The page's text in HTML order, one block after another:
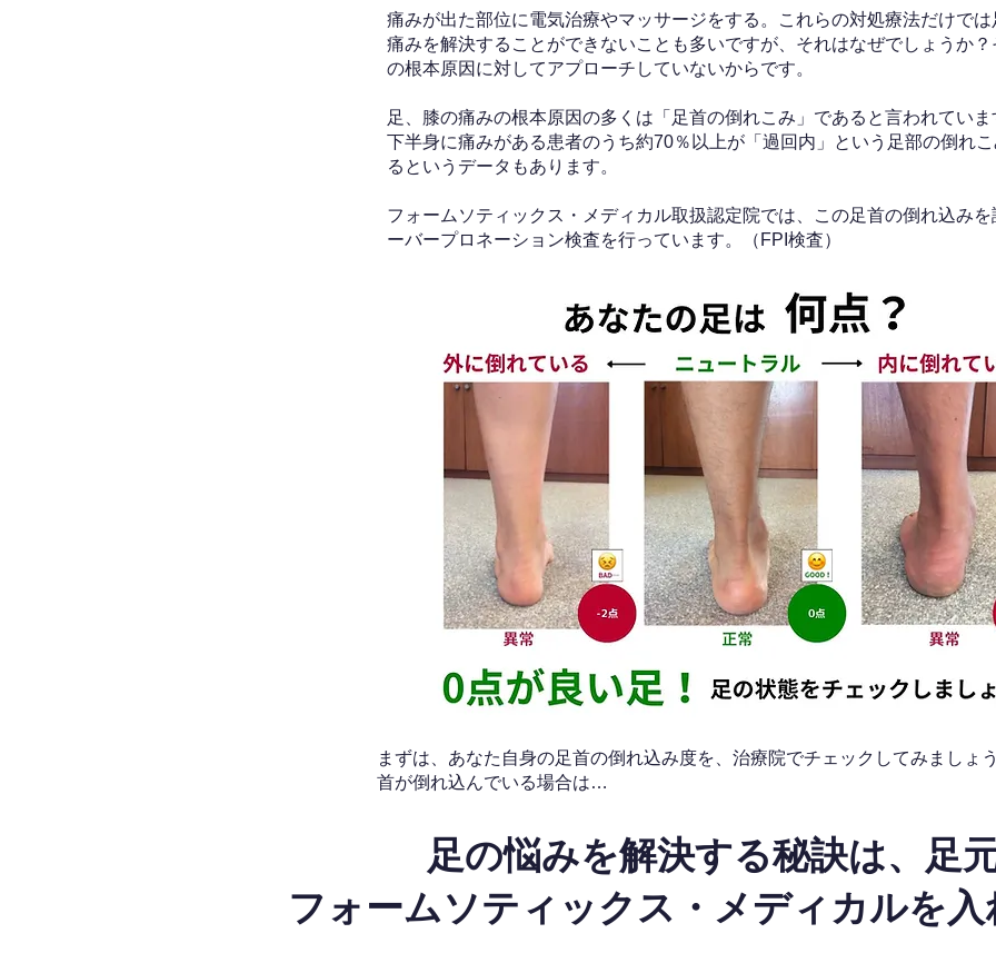
痛みが出た部位に電気治療やマッサージをする。これらの対処療法だけで
痛みを解決することができないことも多いですが、それはなぜでしょうか
の根本原因に対してアプローチしていないからです。
足、膝の痛みの根本原因の多くは「足首の倒れこみ」であると言われていま
下半身に痛みがある患者のうち約70％以上が「過回内」という足部の倒れ
るというデータもあります。
フォームソティックス・メディカル取扱認定院では、この足首の倒れ込み
ーバープロネーション検査を行っています。（FPI検査）​
まずは、あなた自身の足首の倒れ込み度を、治療院でチェックしてみましょ
首が倒れ込んでいる場合は…
足の悩みを解決する秘訣は、足
フォームソティックス・メディカルを